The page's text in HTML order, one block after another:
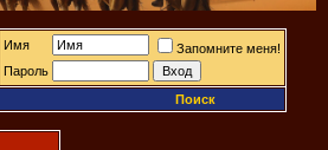
Имя
Запомните меня!
Пароль
Поиск